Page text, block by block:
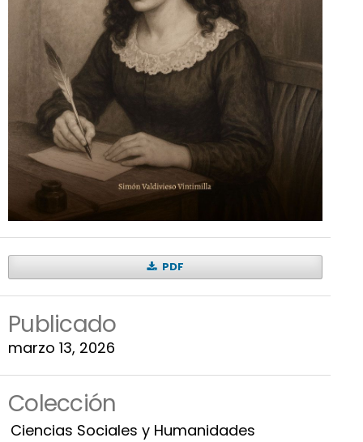
PDF
Publicado
marzo 13, 2026
Colección
Ciencias Sociales y Humanidades